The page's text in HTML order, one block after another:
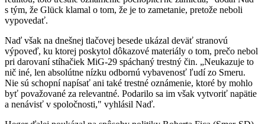
s tým, že Glück klamal o tom, že je to zametanie, pretože neboli
vypovedať.
Naď však na dnešnej tlačovej besede ukázal deväť stranovú
výpoveď, ku ktorej poskytol dôkazové materiály o tom, prečo nebol
pri darovaní stíhačiek MiG-29 spáchaný trestný čin. „Neukazuje to
nič iné, len absolútne nízku odbornú vybavenosť ľudí zo Smeru.
Nie sú schopní napísať ani také trestné oznámenie, ktoré by mohlo
byť považované za relevantné. Podarilo sa im však vytvoriť napätie
a nenávisť v spoločnosti," vyhlásil Naď.